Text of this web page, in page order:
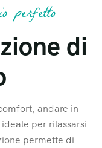
perfetto
di
andare in
per rilassarsi
permette di